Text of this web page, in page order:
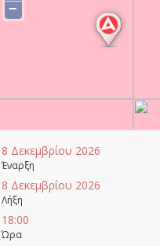
−
8 Δεκεμβρίου 2026
Έναρξη
8 Δεκεμβρίου 2026
Λήξη
18:00
Ώρα